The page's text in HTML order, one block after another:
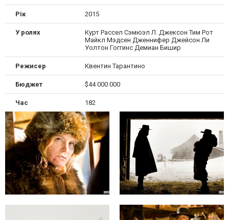
Рік 2015
У ролях
Курт Рассел Сэмюэл Л. Джексон Тим Рот
Майкл Мэдсен Дженнифер Джейсон Ли
Уолтон Гоггинс Демиан Бишир
Режисер Квентин Тарантино
Бюджет $44 000 000
Час 182